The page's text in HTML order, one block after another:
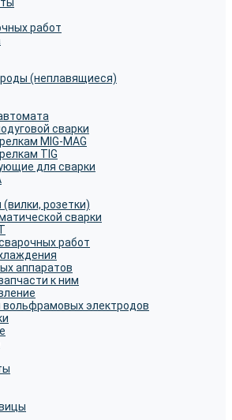
работ
(неплавящиеся)
сварки
MIG-MAG
TIG
для сварки
розетки)
сварки
работ
аппаратов
к ним
электродов